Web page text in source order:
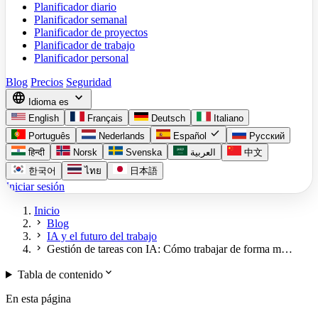
Planificador diario
Planificador semanal
Planificador de proyectos
Planificador de trabajo
Planificador personal
Blog Precios Seguridad
language Idioma es expand_more
English Français Deutsch
Italiano
Português
Nederlands Español check
Русский
हिन्दी
Norsk Svenska العربية
中文
한국어
ไทย 日本語
Iniciar sesión
Inicio
chevron_right Blog
chevron_right IA y el futuro del trabajo
chevron_right Gestión de tareas con IA: Cómo trabajar de forma m…
Tabla de contenidoexpand_more
En esta página